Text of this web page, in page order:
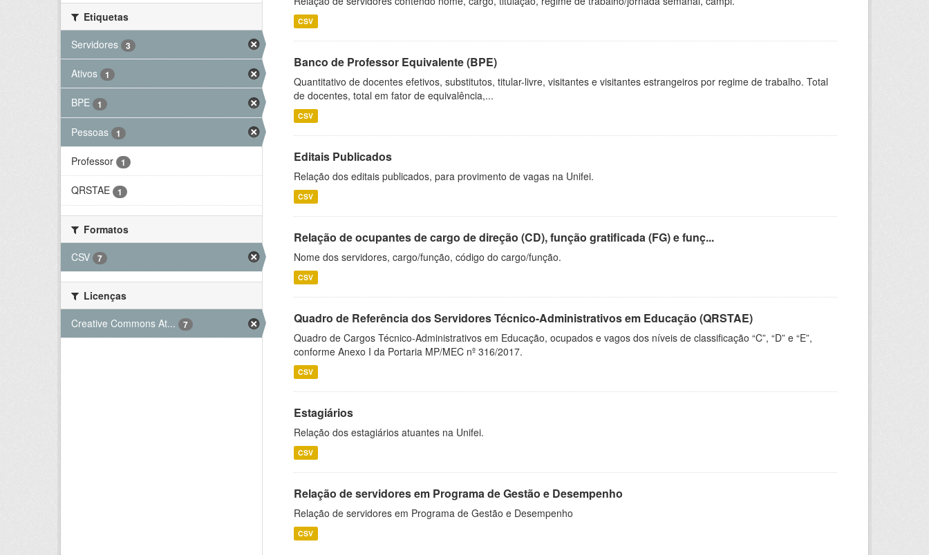
Etiquetas
Servidores
3
Ativos 1
BPE 1
Pessoas 1
Professor 1
QRSTAE 1
Formatos
CSV
7
Licenças
Creative Commons At...
7
CSV
Banco de Professor Equivalente (BPE)
Quantitativo de docentes efetivos, substitutos, titular-livre, visitantes e visitantes estrangeiros por regime de trabalho. Total
de docentes, total em fator de equivalência,...
CSV
Editais Publicados
Relação dos editais publicados, para provimento de vagas na Unifei.
CSV
Relação de ocupantes de cargo de direção (CD), função gratificada (FG) e funç...
Nome dos servidores, cargo/função, código do cargo/função.
CSV
Quadro de Referência dos Servidores Técnico-Administrativos em Educação (QRSTAE)
Quadro de Cargos Técnico-Administrativos em Educação, ocupados e vagos dos níveis de classificação “C”, “D” e “E”,
conforme Anexo I da Portaria MP/MEC nº 316/2017.
CSV
Estagiários
Relação dos estagiários atuantes na Unifei.
CSV
Relação de servidores em Programa de Gestão e Desempenho
Relação de servidores em Programa de Gestão e Desempenho
CSV